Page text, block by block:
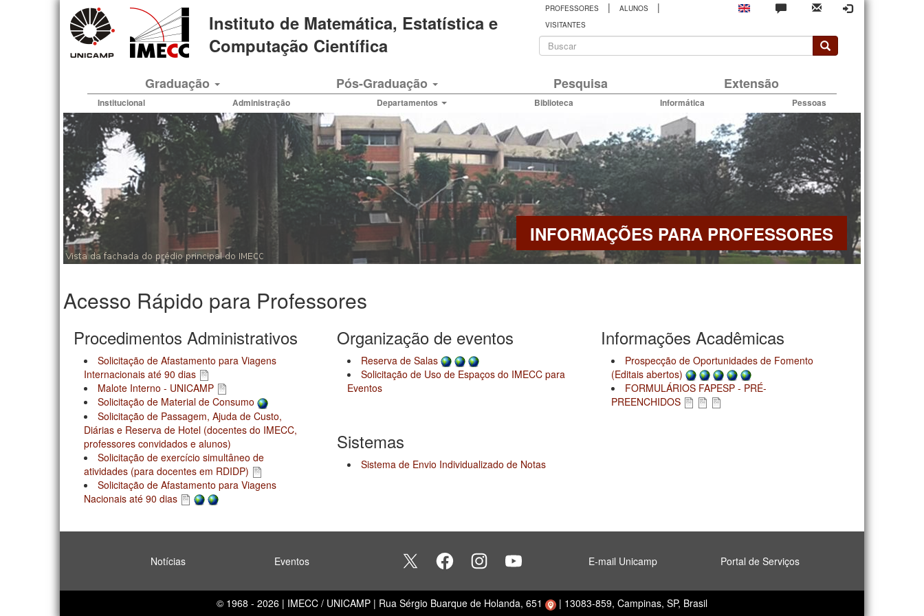
Instituto de Matemática, Estatística e
Computação Científica
PROFESSORES | ALUNOS |
VISITANTES
Formulário
busca
Graduação Pós-Graduação Pesquisa Extensão
Institucional Administração Departamentos Biblioteca Informática Pessoas
INFORMAÇÕES PARA PROFESSORES
Acesso Rápido para Professores
Procedimentos Administrativos
Solicitação de Afastamento para Viagens
Internacionais até 90 dias
Malote Interno - UNICAMP
Solicitação de Material de Consumo
Solicitação de Passagem, Ajuda de Custo,
Diárias e Reserva de Hotel (docentes do IMECC,
professores convidados e alunos)
Solicitação de exercício simultâneo de
atividades (para docentes em RDIDP)
Solicitação de Afastamento para Viagens
Nacionais até 90 dias
Organização de eventos
Reserva de Salas
Solicitação de Uso de Espaços do IMECC para
Eventos
Informações Acadêmicas
Prospecção de Oportunidades de Fomento
(Editais abertos)
FORMULÁRIOS FAPESP - PRÉ-
PREENCHIDOS
Sistemas
Sistema de Envio Individualizado de Notas
Notícias Eventos E-mail Unicamp Portal de Serviços
© 1968 - 2026 | IMECC / UNICAMP | Rua Sérgio Buarque de Holanda, 651 | 13083-859, Campinas, SP, Brasil